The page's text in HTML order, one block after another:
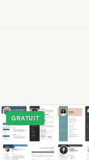
GRATUIT